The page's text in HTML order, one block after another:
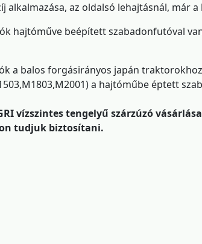
alkalmazása, az oldalsó lehajtásnál, már
hajtóműve beépített szabadonfutóval
a balos forgásirányos japán
a hajtóműbe éptett
vízszintes tengelyű szárzúzó
tudjuk biztosítani.